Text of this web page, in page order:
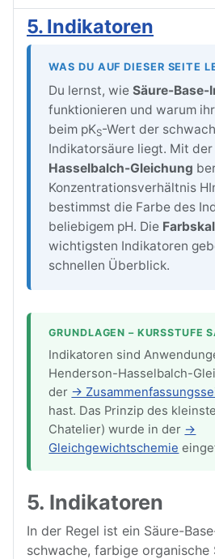
5. Indikatoren
WAS DU AUF DIESER SEITE
Du lernst, wieSäure-Base-
funktionieren und warum
beim pKS-Wert der
Indikatorsäure liegt. Mit der
Hasselbalch-Gleichung
Konzentrationsverhältnis
bestimmst die Farbe des
beliebigem pH. Die
wichtigsten Indikatoren
schnellen Überblick.
GRUNDLAGEN – KURSSTUFE
Indikatoren sind
Henderson-Hasselbalch-
der →
hast. Das Prinzip des
Chatelier) wurde in der →
Gleichgewichtschemie
5. Indikatoren
In der Regel ist ein Säure-
schwache, farbige organische